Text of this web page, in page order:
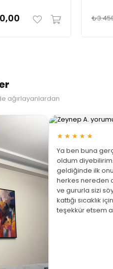
ağırlayanlardan
★★★★★
Ya ben buna
oldum
geldiğinde ilk
herkes nereden
ve gururla sizi
kattığı sıcaklık
teşekkür etsem